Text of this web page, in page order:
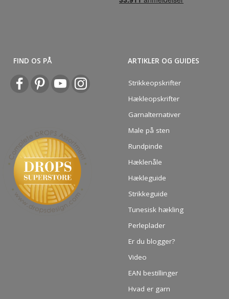
FIND OS PÅ ARTIKLER OG GUIDES
Strikkeopskrifter
Hækleopskrifter
Garnalternativer
Male på sten
Rundpinde
Hæklenåle
Hækleguide
Strikkeguide
Tunesisk hækling
Perleplader
Er du blogger?
Video
EAN bestillinger
Hvad er garn